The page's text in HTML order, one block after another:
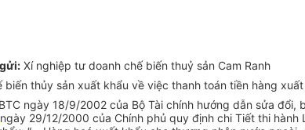
Xí nghiệp tư doanh chế biến thuỷ sản Cam Ranh
thủy sản xuất khẩu về việc thanh toán tiền hàng
ngày 18/9/2002 của Bộ Tài chính hướng dẫn sửa
ngày 29/12/2000 của Chính phủ quy định chi Tiết thi